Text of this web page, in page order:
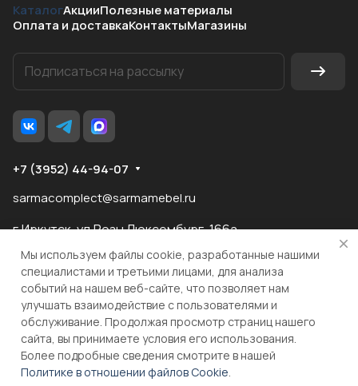
КаталогАкцииПолезные материалы
Оплата и доставкаКонтактыМагазины
+7 (3952) 44-94-07
sarmacomplect@sarmamebel.ru
г.Иркутск, ул.Розы Люксембург, 166а
разработка
и продвижение сайта
© 2026 ООО "МКС" ИНН 3810055324 ОГРН 1083810004860
Мы используем файлы cookie, разработанные нашими
специалистами и третьими лицами, для анализа
событий на нашем веб-сайте, что позволяет нам
улучшать взаимодействие с пользователями и
обслуживание. Продолжая просмотр страниц нашего
сайта, вы принимаете условия его использования.
Более подробные сведения смотрите в нашей
Политике в отношении файлов Cookie.